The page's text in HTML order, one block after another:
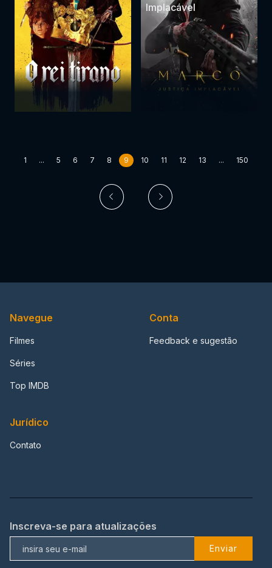
Implacável
1 ... 5 6 7 8 9 10 11 12 13 ... 150
Navegue
Filmes
Séries
Top IMDB
Conta
Feedback e sugestão
Jurídico
Contato
Inscreva-se para atualizações
Enviar